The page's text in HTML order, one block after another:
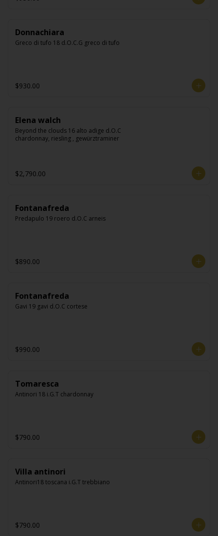
Donnachiara
Greco di tufo 18 d.O.C.G greco di tufo
$930.00
Elena walch
Beyond the clouds 16 alto adige d.O.C
chardonnay, riesling , gewürztraminer
$2,790.00
Fontanafreda
Predapulo 19 roero d.O.C arneis
$890.00
Fontanafreda
Gavi 19 gavi d.O.C cortese
$990.00
Tomaresca
Antinori 18 i.G.T chardonnay
$790.00
Villa antinori
Antinori18 toscana i.G.T trebbiano
$790.00